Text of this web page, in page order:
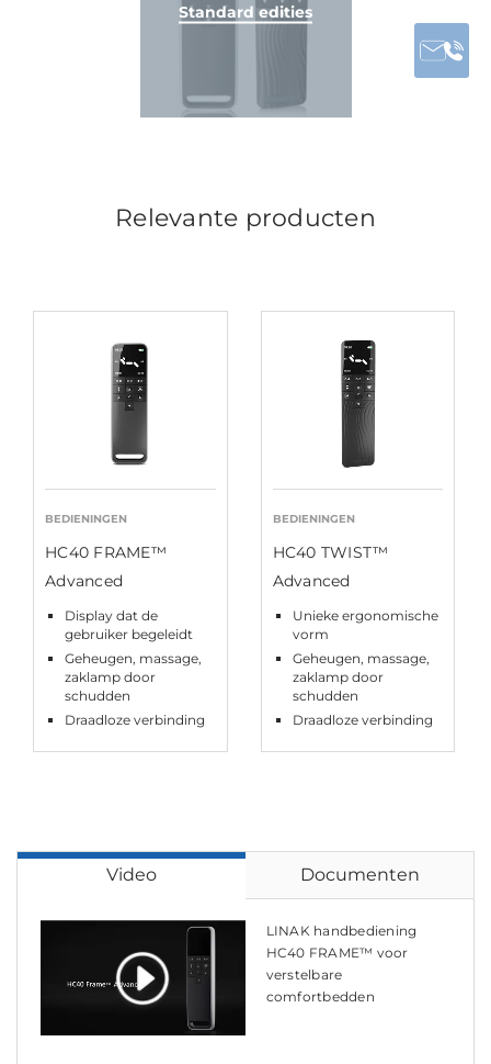
Standard edities
Relevante producten
BEDIENINGEN
HC40 FRAME™
Advanced
Display dat de
gebruiker begeleidt
Geheugen, massage,
zaklamp door
schudden
Draadloze verbinding
BEDIENINGEN
HC40 TWIST™
Advanced
Unieke ergonomische
vorm
Geheugen, massage,
zaklamp door
schudden
Draadloze verbinding
Video Documenten
LINAK handbediening
HC40 FRAME™ voor
verstelbare
comfortbedden